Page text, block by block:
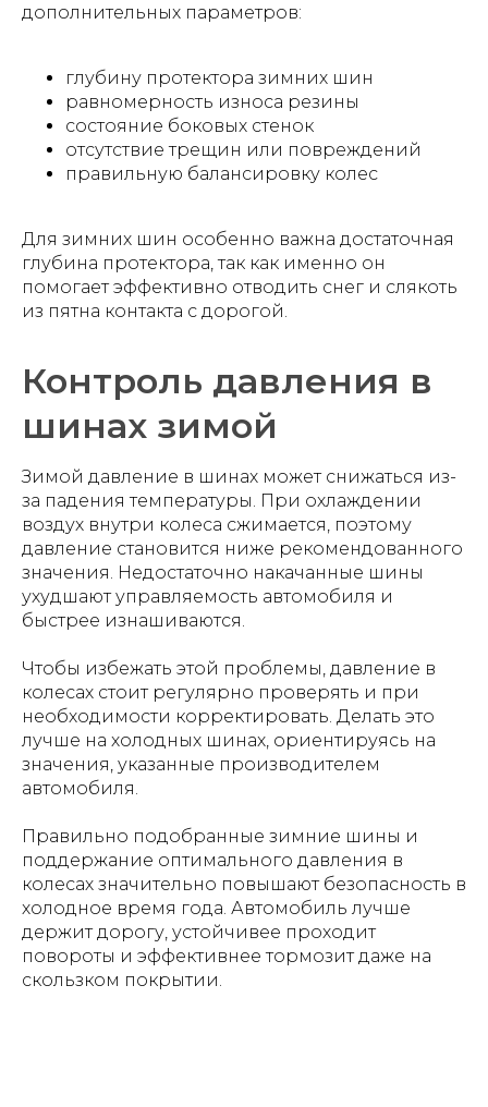
дополнительных параметров:
глубину протектора зимних шин
равномерность износа резины
состояние боковых стенок
отсутствие трещин или повреждений
правильную балансировку колес
Для зимних шин особенно важна достаточная
глубина протектора, так как именно он
помогает эффективно отводить снег и слякоть
из пятна контакта с дорогой.
Контроль давления в
шинах зимой
Зимой давление в шинах может снижаться из-
за падения температуры. При охлаждении
воздух внутри колеса сжимается, поэтому
давление становится ниже рекомендованного
значения. Недостаточно накачанные шины
ухудшают управляемость автомобиля и
быстрее изнашиваются.
Чтобы избежать этой проблемы, давление в
колесах стоит регулярно проверять и при
необходимости корректировать. Делать это
лучше на холодных шинах, ориентируясь на
значения, указанные производителем
автомобиля.
Правильно подобранные зимние шины и
поддержание оптимального давления в
колесах значительно повышают безопасность в
холодное время года. Автомобиль лучше
держит дорогу, устойчивее проходит
повороты и эффективнее тормозит даже на
скользком покрытии.